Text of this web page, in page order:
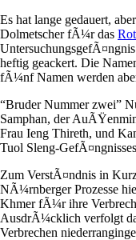
Es hat lange gedauert,
Dolmetscher fÃ¼r das
heftig geackert. Die
fÃ¼nf Namen werden
“Bruder Nummer zwei”
Samphan, der
Frau Ieng Thireth, und
Tuol Sleng-
Zum VerstÃ¤ndnis in
NÃ¼rnberger Prozesse
Khmer fÃ¼r ihre
AusdrÃ¼cklich verfolgt
Verbrechen